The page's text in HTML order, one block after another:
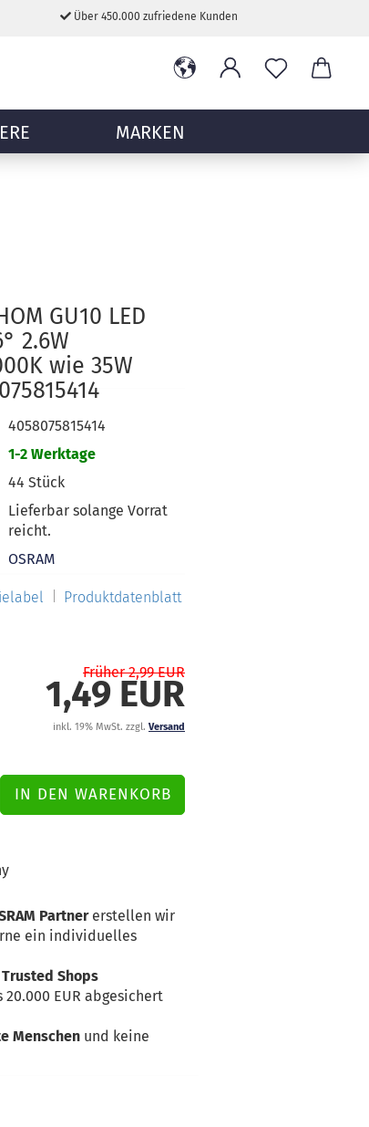
Über 450.000 zufriedene Kunden
MARKEN
GU10 LED
2.6W
wie 35W
4058075815414
1-2 Werktage
44Stück
Lieferbar solange Vorrat
reicht.
OSRAM
Produktdatenblatt
Früher 2,99 EUR
1,49 EUR
inkl. 19% MwSt. zzgl. Versand
Partnererstellen wir
ein individuelles
Trusted Shops
20.000 EUR abgesichert
Menschen und keine